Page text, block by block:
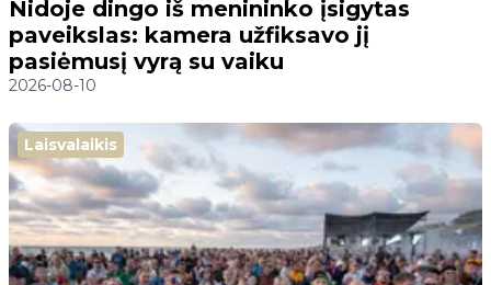
Nidoje dingo iš menininko įsigytas
paveikslas: kamera užfiksavo jį
pasiėmusį vyrą su vaiku
2026-08-10
Laisvalaikis